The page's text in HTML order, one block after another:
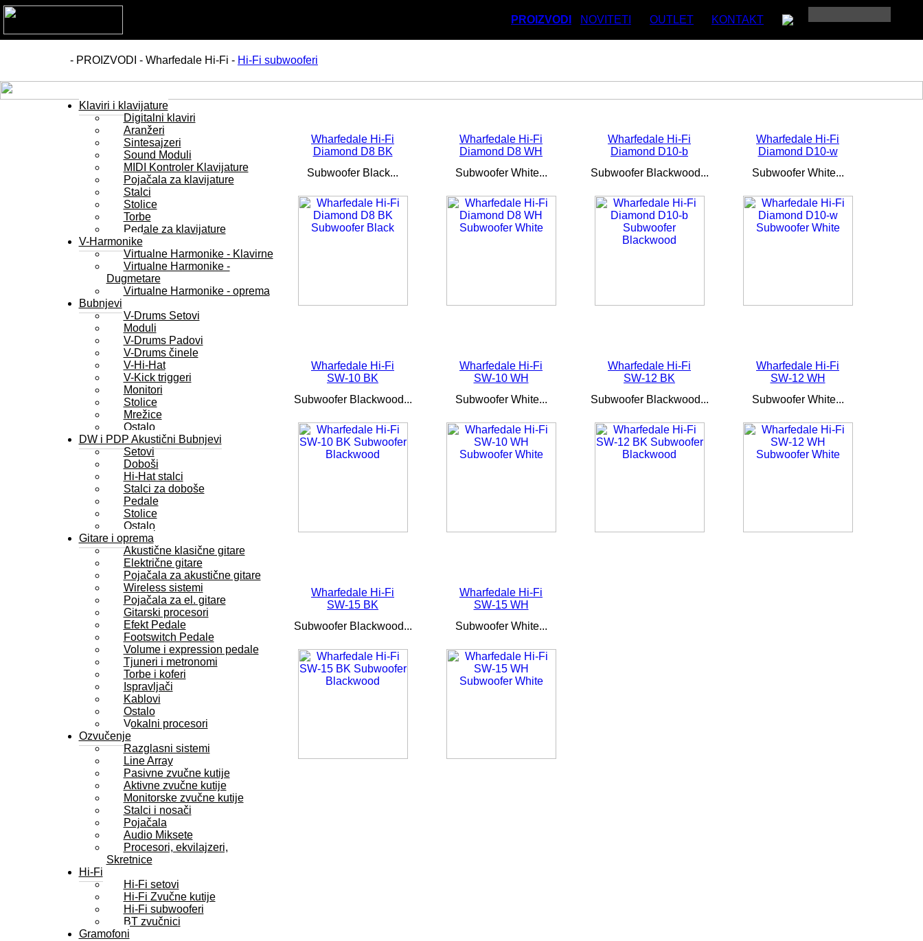
PROIZVODI NOVITETI OUTLET KONTAKT
- PROIZVODI - Wharfedale Hi-Fi - Hi-Fi subwooferi
Klaviri i klavijature
Digitalni klaviri
Aranžeri
Sintesajzeri
Sound Moduli
MIDI Kontroler Klavijature
Pojačala za klavijature
Stalci
Stolice
Torbe
Pedale za klavijature
V-Harmonike
Virtualne Harmonike - Klavirne
Virtualne Harmonike -
Dugmetare
Virtualne Harmonike - oprema
Bubnjevi
V-Drums Setovi
Moduli
V-Drums Padovi
V-Drums činele
V-Hi-Hat
V-Kick triggeri
Monitori
Stolice
Mrežice
Ostalo
DW i PDP Akustični Bubnjevi
Setovi
Doboši
Hi-Hat stalci
Stalci za doboše
Pedale
Stolice
Ostalo
Gitare i oprema
Akustične klasične gitare
Električne gitare
Pojačala za akustične gitare
Wireless sistemi
Pojačala za el. gitare
Gitarski procesori
Efekt Pedale
Footswitch Pedale
Volume i expression pedale
Tjuneri i metronomi
Torbe i koferi
Ispravljači
Kablovi
Ostalo
Vokalni procesori
Ozvučenje
Razglasni sistemi
Line Array
Pasivne zvučne kutije
Aktivne zvučne kutije
Monitorske zvučne kutije
Stalci i nosači
Pojačala
Audio Miksete
Procesori, ekvilajzeri,
Skretnice
Hi-Fi
Hi-Fi setovi
Hi-Fi Zvučne kutije
Hi-Fi subwooferi
BT zvučnici
Gramofoni
Wharfedale Hi-Fi
Diamond D8 BK
Subwoofer Black...
Wharfedale Hi-Fi
Diamond D8 WH
Subwoofer White...
Wharfedale Hi-Fi
Diamond D10-b
Subwoofer Blackwood...
Wharfedale Hi-Fi
Diamond D10-w
Subwoofer White...
Wharfedale Hi-Fi
SW-10 BK
Subwoofer Blackwood...
Wharfedale Hi-Fi
SW-10 WH
Subwoofer White...
Wharfedale Hi-Fi
SW-12 BK
Subwoofer Blackwood...
Wharfedale Hi-Fi
SW-12 WH
Subwoofer White...
Wharfedale Hi-Fi
SW-15 BK
Subwoofer Blackwood...
Wharfedale Hi-Fi
SW-15 WH
Subwoofer White...